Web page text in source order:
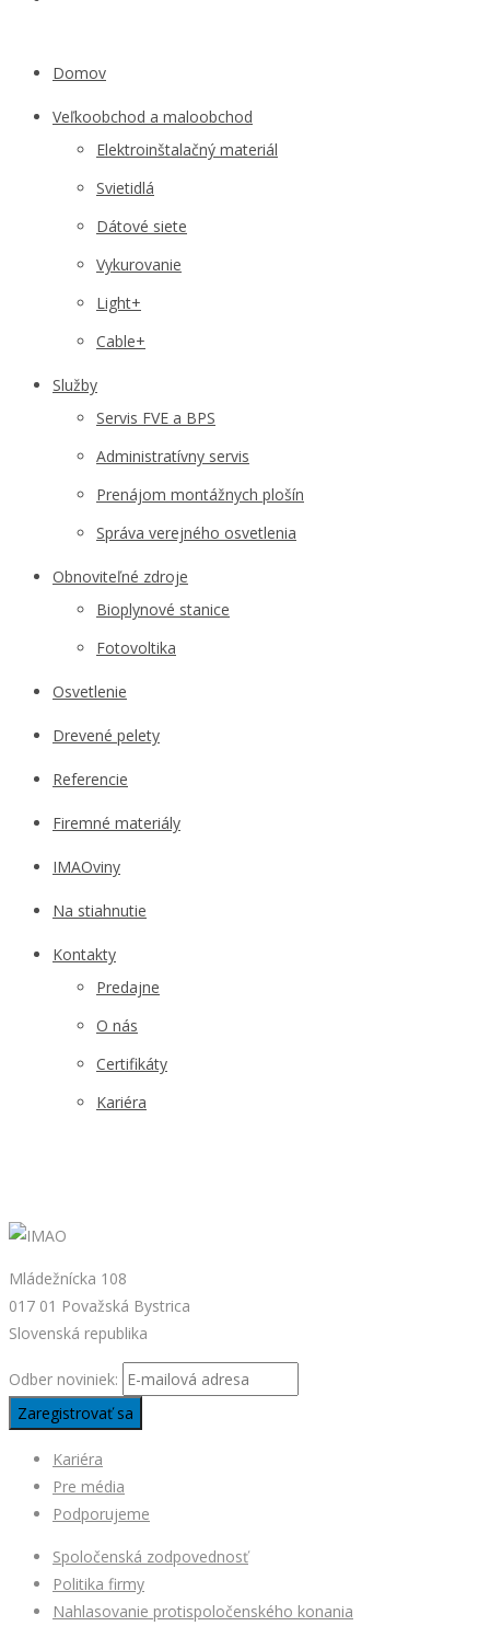
Domov
Veľkoobchod a maloobchod
Elektroinštalačný materiál
Svietidlá
Dátové siete
Vykurovanie
Light+
Cable+
Služby
Servis FVE a BPS
Administratívny servis
Prenájom montážnych plošín
Správa verejného osvetlenia
Obnoviteľné zdroje
Bioplynové stanice
Fotovoltika
Osvetlenie
Drevené pelety
Referencie
Firemné materiály
IMAOviny
Na stiahnutie
Kontakty
Predajne
O nás
Certifikáty
Kariéra
Mládežnícka 108
017 01 Považská Bystrica
Slovenská republika
Odber noviniek:
Kariéra
Pre média
Podporujeme
Spoločenská zodpovednosť
Politika firmy
Nahlasovanie protispoločenského konania